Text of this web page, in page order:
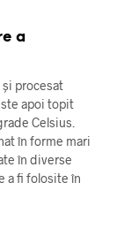
a
procesat
apoi topit
Celsius.
în forme mari
în diverse
a fi folosite în